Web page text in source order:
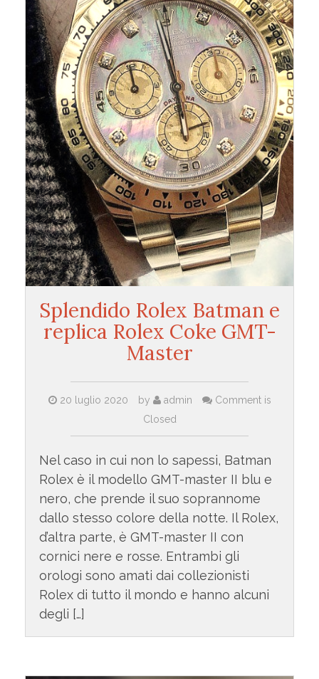
Splendido Rolex Batman e
replica Rolex Coke GMT-
Master
20 luglio 2020 by admin
Comment is
Closed
Nel caso in cui non lo sapessi, Batman
Rolex è il modello GMT-master II blu e
nero, che prende il suo soprannome
dallo stesso colore della notte. Il Rolex,
d’altra parte, è GMT-master II con
cornici nere e rosse. Entrambi gli
orologi sono amati dai collezionisti
Rolex di tutto il mondo e hanno alcuni
degli […]